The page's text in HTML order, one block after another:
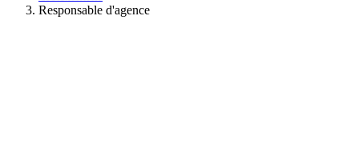
Responsable d'agence